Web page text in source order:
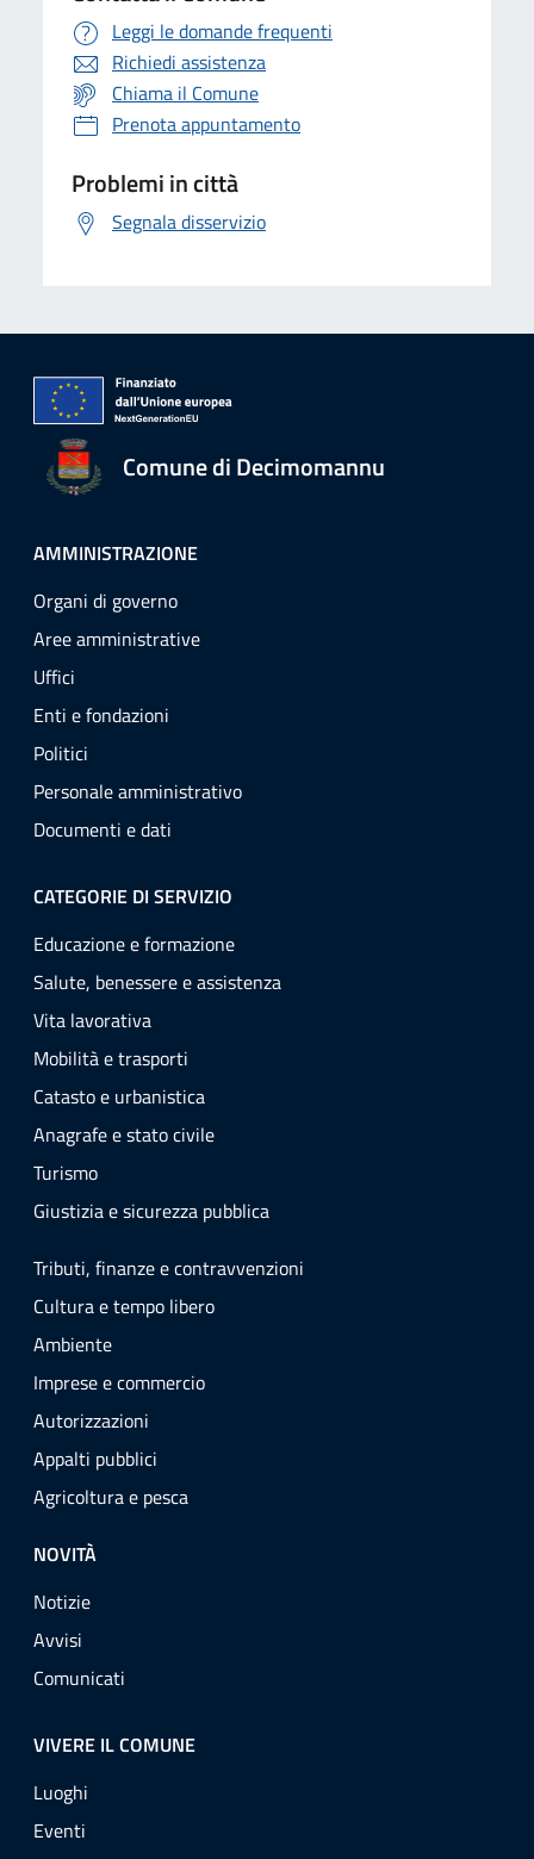
Leggi le domande frequenti
Richiedi assistenza
Chiama il Comune
Prenota appuntamento
Problemi in città
Segnala disservizio
Comune di Decimomannu
AMMINISTRAZIONE
Organi di governo
Aree amministrative
Uffici
Enti e fondazioni
Politici
Personale amministrativo
Documenti e dati
CATEGORIE DI SERVIZIO
Educazione e formazione
Salute, benessere e assistenza
Vita lavorativa
Mobilità e trasporti
Catasto e urbanistica
Anagrafe e stato civile
Turismo
Giustizia e sicurezza pubblica
Tributi, finanze e contravvenzioni
Cultura e tempo libero
Ambiente
Imprese e commercio
Autorizzazioni
Appalti pubblici
Agricoltura e pesca
NOVITÀ
Notizie
Avvisi
Comunicati
VIVERE IL COMUNE
Luoghi
Eventi